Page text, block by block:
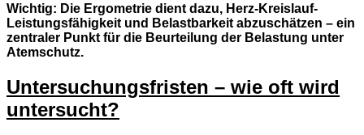
Wichtig: Die Ergometrie dient dazu, Herz-Kreislauf-
Leistungsfähigkeit und Belastbarkeit abzuschätzen – ein
zentraler Punkt für die Beurteilung der Belastung unter
Atemschutz.
Untersuchungsfristen – wie oft wird
untersucht?